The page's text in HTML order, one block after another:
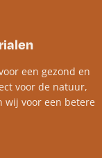
een gezond en
voor de natuur,
wij voor een betere